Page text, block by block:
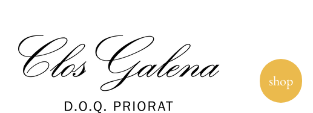
shop